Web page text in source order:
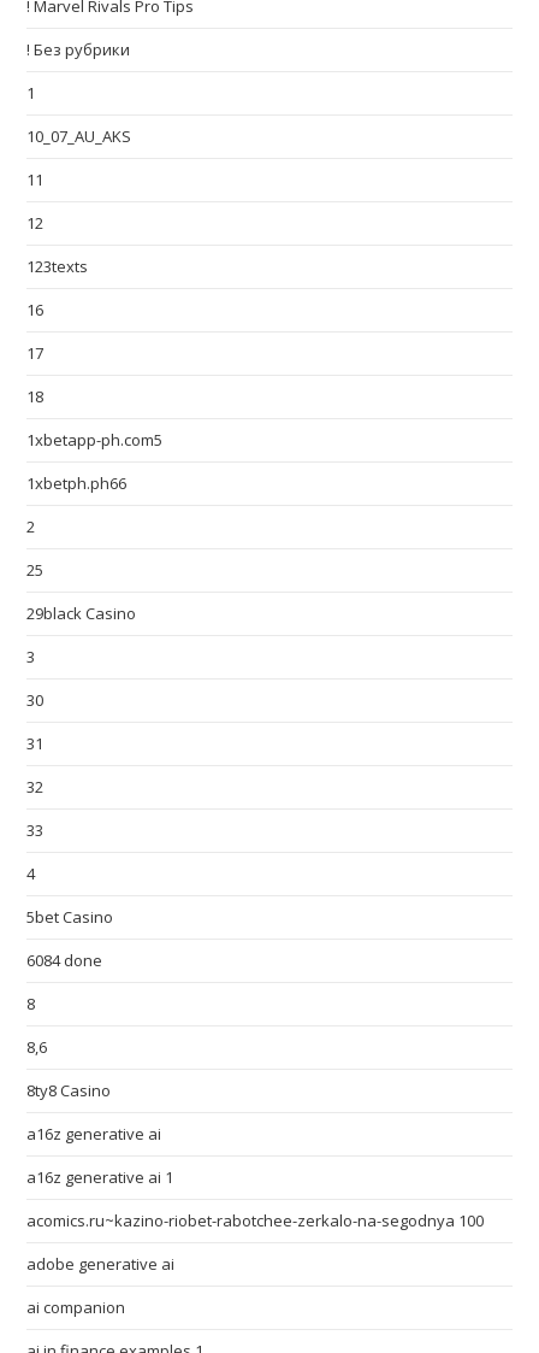
! Marvel Rivals Pro Tips
! Без рубрики
1
10_07_AU_AKS
11
12
123texts
16
17
18
1xbetapp-ph.com5
1xbetph.ph66
2
25
29black Casino
3
30
31
32
33
4
5bet Casino
6084 done
8
8,6
8ty8 Casino
a16z generative ai
a16z generative ai 1
acomics.ru~kazino-riobet-rabotchee-zerkalo-na-segodnya 100
adobe generative ai
ai companion